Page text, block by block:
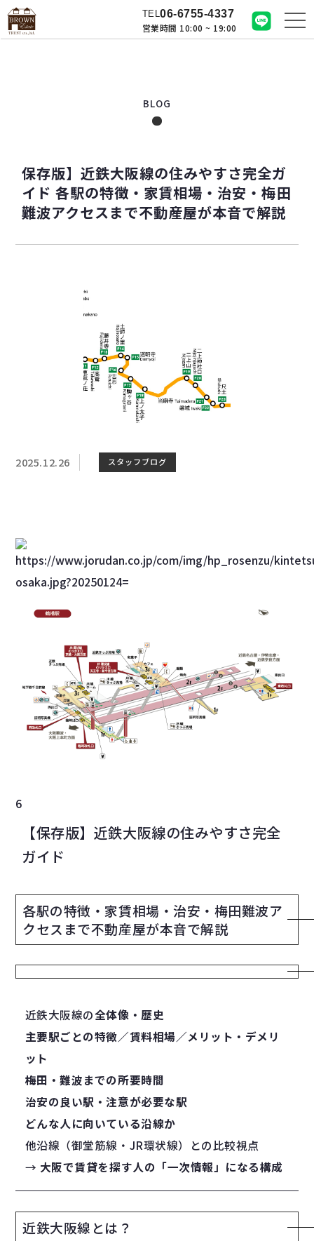
TEL06-6755-4337
営業時間 10:00 ~ 19:00
保存版】近鉄大阪線の住みやすさ完全ガ
イド 各駅の特徴・家賃相場・治安・梅田
難波アクセスまで不動産屋が本音で解説
BLOG
2025.12.26 スタッフブログ
6
【保存版】近鉄大阪線の住みやすさ完全
ガイド
各駅の特徴・家賃相場・治安・梅田難波ア
クセスまで不動産屋が本音で解説
近鉄大阪線の全体像・歴史
主要駅ごとの特徴／賃料相場／メリット・デメリ
ット
梅田・難波までの所要時間
治安の良い駅・注意が必要な駅
どんな人に向いている沿線か
他沿線（御堂筋線・JR環状線）との比較視点
→ 大阪で賃貸を探す人の「一次情報」になる構成
近鉄大阪線とは？